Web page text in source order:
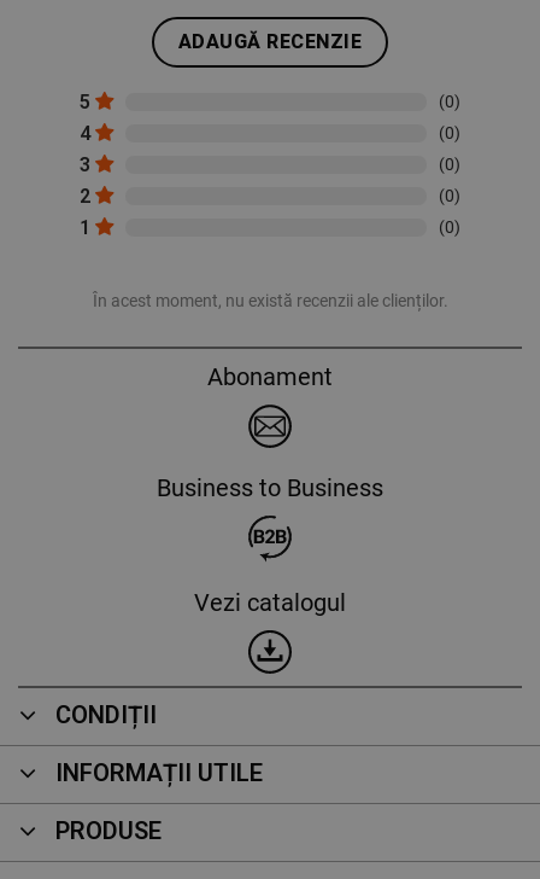
ADAUGĂ RECENZIE
5 (0)
4 (0)
3 (0)
2 (0)
1 (0)
În acest moment, nu există recenzii ale clienților.
Abonament
Business to Business
Vezi catalogul
CONDIȚII
INFORMAȚII UTILE
PRODUSE